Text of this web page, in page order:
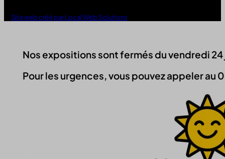
Site web créé par Local Web Solutions
Nos expositions sont fermés du vendredi 24
Pour les urgences, vous pouvez appeler au